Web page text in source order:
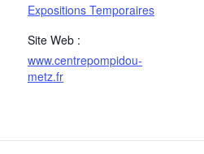
Expositions Temporaires
Site Web :
www.centrepompidou-
metz.fr